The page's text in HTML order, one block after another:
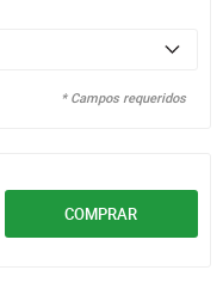
* Campos requeridos
COMPRAR